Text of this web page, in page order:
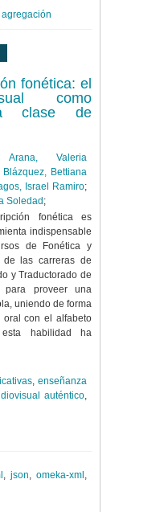
agregación
fonética: el
como
clase de
Arana, Valeria
Blázquez, Bettiana
Israel Ramiro;
Soledad ;
fonética es
indispensable
de Fonética y
de las carreras de
y Traductorado de
proveer una
uniendo de forma
con el alfabeto
esta habilidad ha
, enseñanza
auténtico,
, json,omeka-xml ,